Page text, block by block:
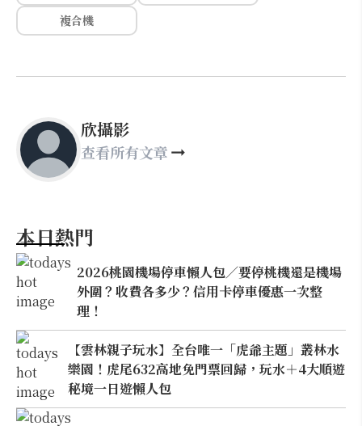
複合機
欣攝影
查看所有文章
本日熱門
2026桃園機場停車懶人包／要停桃機還是機場
外圍？收費各多少？信用卡停車優惠一次整
理！
【雲林親子玩水】全台唯一「虎爺主題」叢林水
樂園！虎尾632高地免門票回歸，玩水＋4大順遊
秘境一日遊懶人包